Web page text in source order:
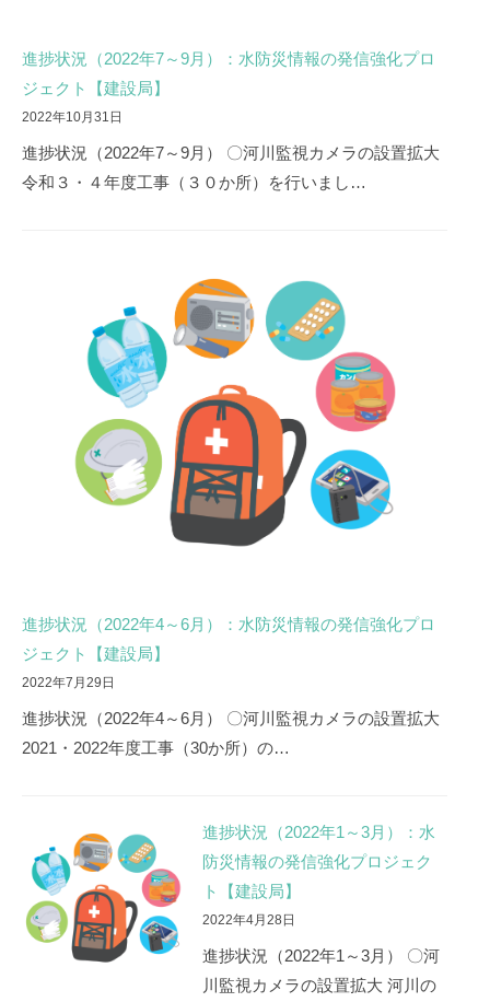
進捗状況（2022年7～9月）：水防災情報の発信強化プロ
ジェクト【建設局】
2022年10月31日
進捗状況（2022年7～9月） 〇河川監視カメラの設置拡大
令和３・４年度工事（３０か所）を行いまし…
進捗状況（2022年4～6月）：水防災情報の発信強化プロ
ジェクト【建設局】
2022年7月29日
進捗状況（2022年4～6月） 〇河川監視カメラの設置拡大
2021・2022年度工事（30か所）の…
進捗状況（2022年1～3月）：水
防災情報の発信強化プロジェク
ト【建設局】
2022年4月28日
進捗状況（2022年1～3月） 〇河
川監視カメラの設置拡大 河川の